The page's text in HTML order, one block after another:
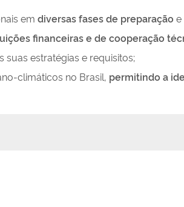
em diversas fases de preparação e
financeiras e de cooperação
suas estratégias e requisitos;
climáticos no Brasil, permitindo a